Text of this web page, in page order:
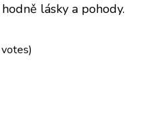
lásky a pohody.